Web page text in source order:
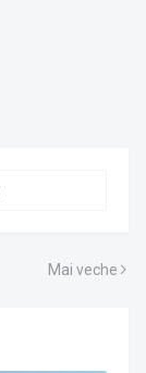
Mai veche